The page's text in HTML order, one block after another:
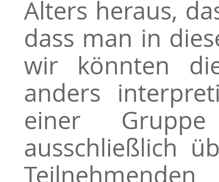
Alters heraus,
dass man in
wir könnten
anders
einer
ausschließlich